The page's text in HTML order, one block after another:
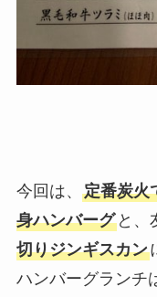
今回は、 定番炭火
身ハンバーグと、
切りジンギスカン
ハンバーグランチ